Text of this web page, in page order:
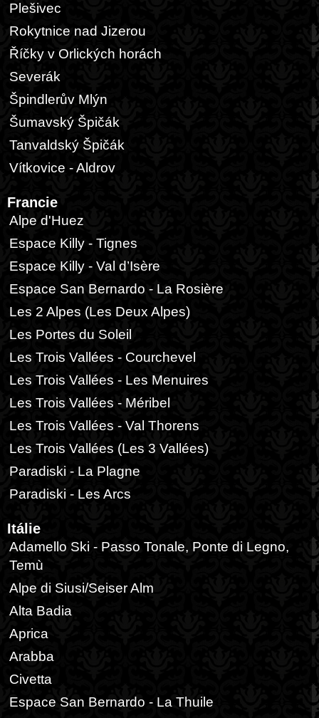
Plešivec
Rokytnice nad Jizerou
Říčky v Orlických horách
Severák
Špindlerův Mlýn
Šumavský Špičák
Tanvaldský Špičák
Vítkovice - Aldrov
Francie
Alpe d'Huez
Espace Killy - Tignes
Espace Killy - Val d’Isère
Espace San Bernardo - La Rosière
Les 2 Alpes (Les Deux Alpes)
Les Portes du Soleil
Les Trois Vallées - Courchevel
Les Trois Vallées - Les Menuires
Les Trois Vallées - Méribel
Les Trois Vallées - Val Thorens
Les Trois Vallées (Les 3 Vallées)
Paradiski - La Plagne
Paradiski - Les Arcs
Itálie
Adamello Ski - Passo Tonale, Ponte di Legno,
Temù
Alpe di Siusi/Seiser Alm
Alta Badia
Aprica
Arabba
Civetta
Espace San Bernardo - La Thuile